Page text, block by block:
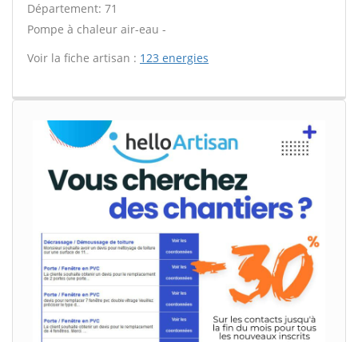
Département: 71
Pompe à chaleur air-eau -
Voir la fiche artisan : 123 energies